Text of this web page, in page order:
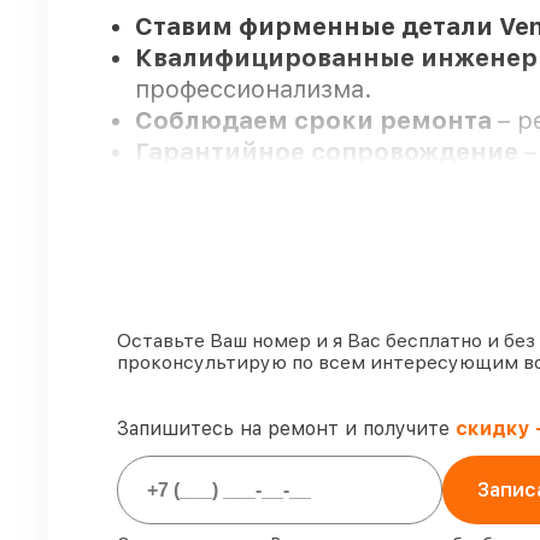
Ставим фирменные детали
Квалифицированные
профессионализма.
Соблюдаем сроки ремонта –
Гарантийное сопровождение
работ проводим с
90%запчастей Venox имеются
Подлинные запчасти Venox и
работ занимают до 2
Оставьте Ваш номер и я Вас бесплатно и без
проконсультирую по всем интересующим
Запишитесь на ремонт и получите скидку